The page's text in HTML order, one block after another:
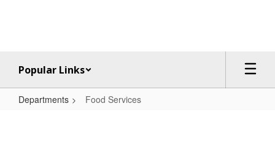
Popular Links
Departments Food Services